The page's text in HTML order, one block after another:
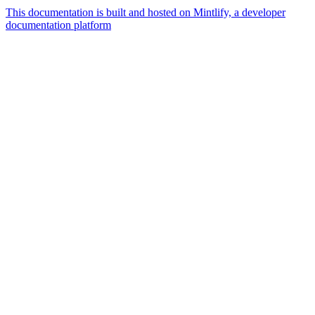
This documentation is built and hosted on Mintlify, a developer
documentation platform